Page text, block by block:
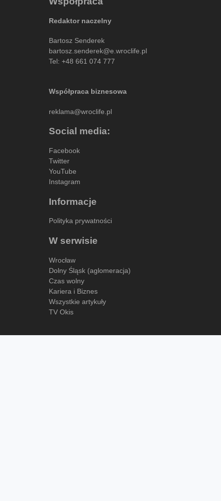
Redaktor naczelny
Bartosz Senderek
bartosz.senderek@e.wroclife.pl
Tel: +48 661 074 777
Współpraca biznesowa
reklama@wroclife.pl
Social media:
Facebook
Twitter
YouTube
Instagram
Informacje
Polityka prywatności
W serwisie
Wrocław
Dolny Śląsk (aglomeracja)
Czas wolny
Kariera i Biznes
Wszystkie artykuły
TV Okis